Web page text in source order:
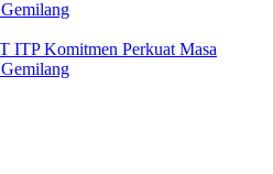
ITP Komitmen Perkuat Masa